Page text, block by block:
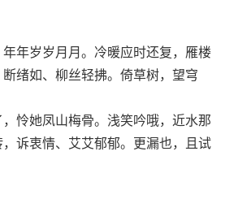
年岁岁月月。冷暖应时还复，雁楼
绪如、柳丝轻拂。倚草树，望穹
怜她凤山梅骨。浅笑吟哦，近水那
诉衷情、艾艾郁郁。更漏也，且试